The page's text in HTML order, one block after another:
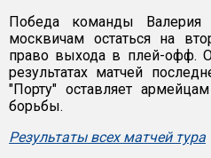
Победа команды Валерия
москвичам остаться на
право выхода в плей-офф.
результатах матчей
"Порту" оставляет
борьбы.
Результаты всех матчей тура